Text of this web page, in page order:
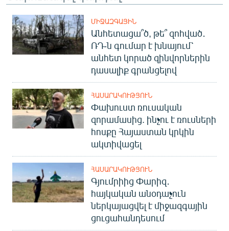
ՄԻՋԱԶԳԱՅԻՆ
Անհետացա՞ծ, թե՞ զոհված․
ՌԴ-ն գումար է խնայում՝
անհետ կորած զինվորներին
դասալիք գրանցելով
ՀԱՍԱՐԱԿՈՒԹՅՈՒՆ
Փախուստ ռուսական
զորամասից. ինչու է ռուսների
հոսքը Հայաստան կրկին
ակտիվացել
ՀԱՍԱՐԱԿՈՒԹՅՈՒՆ
Գյումրիից Փարիզ․
հայկական անօդաչուն
ներկայացվել է միջազգային
ցուցահանդեսում